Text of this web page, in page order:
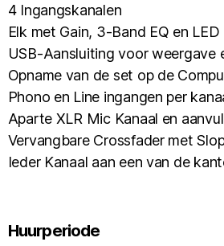
4 Ingangskanalen
Elk met Gain, 3-Band EQ en
USB-Aansluiting voor weergave
Opname van de set op de
Phono en Line ingangen per
Aparte XLR Mic Kanaal en
Vervangbare Crossfader met
Ieder Kanaal aan een van de
Huurperiode